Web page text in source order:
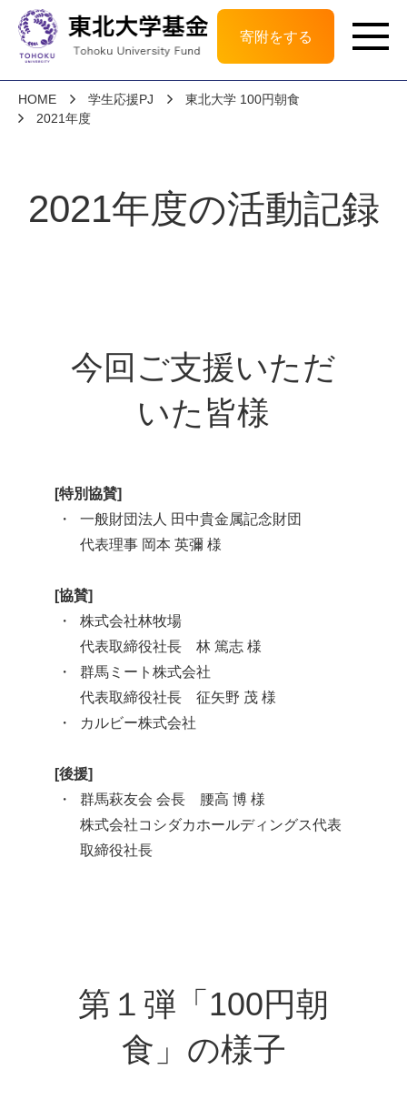
寄附をする
HOME 学生応援PJ
東北大学 100円朝食
2021年度
2021年度の活動記録
今回ご支援いただ
いた皆様
[特別協賛]
一般財団法人 田中貴金属記念財団
代表理事 岡本 英彌 様
[協賛]
株式会社林牧場
代表取締役社長 林 篤志 様
群馬ミート株式会社
代表取締役社長 征矢野 茂 様
カルビー株式会社
[後援]
群馬萩友会 会長 腰高 博 様
株式会社コシダカホールディングス代表
取締役社長
第１弾「100円朝
食」の様子